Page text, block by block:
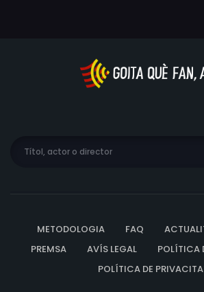
METODOLOGIA FAQ
PREMSA
AVÍS LEGAL
POLÍTICA
POLÍTICA DE